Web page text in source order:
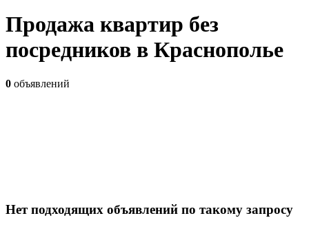
Продажа квартир без
посредников в Краснополье
0 объявлений
Нет подходящих объявлений по такому запросу